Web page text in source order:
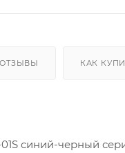
ОТЗЫВЫ КАК
синий-черный